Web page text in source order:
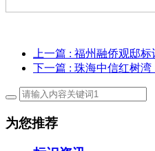
上一篇 : 福州融侨观邸
下一篇 : 珠海中信红树湾
为您推荐